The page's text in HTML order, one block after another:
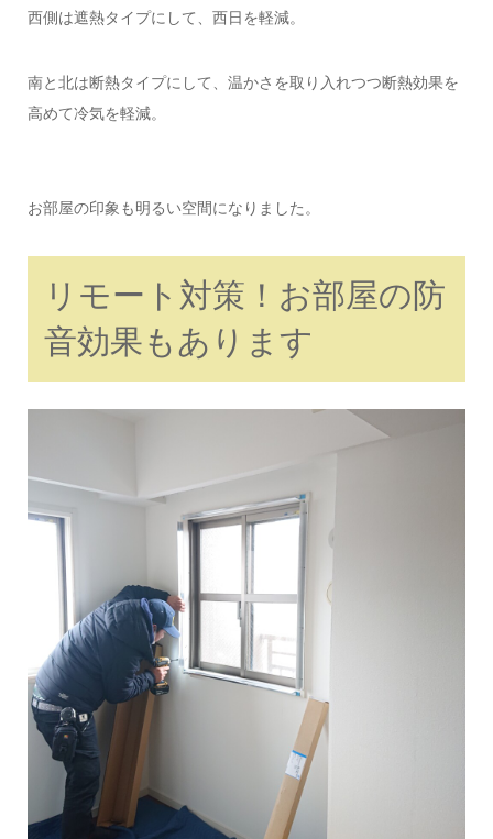
西側は遮熱タイプにして、西日を軽減。
南と北は断熱タイプにして、温かさを取り入れつつ断熱効果を
高めて冷気を軽減。
お部屋の印象も明るい空間になりました。
リモート対策！お部屋の防
音効果もあります